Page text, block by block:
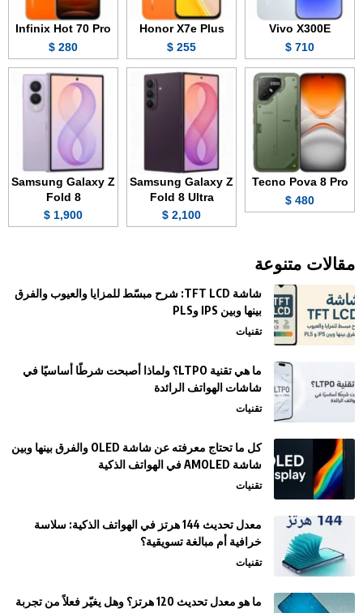
Vivo X300E
710 $
Honor X7e Plus
255 $
Infinix Hot 70 Pro
280 $
Tecno Pova 8 Pro
480 $
Samsung Galaxy Z
Fold 8 Ultra
2,100 $
Samsung Galaxy Z
Fold 8
1,900 $
مقالات متنوعة
شاشة TFT LCD: شرح مبسّط للمزايا والعيوب والفرق
بينها وبين IPS وPLS
تقنيات
ما هي تقنية LTPO؟ ولماذا أصبحت شرطًا أساسيًا في
شاشات الهواتف الرائدة
تقنيات
كل ما تحتاج معرفته عن شاشة OLED والفرق بينها وبين
شاشة AMOLED في الهواتف الذكية
تقنيات
معدل تحديث 144 هرتز في الهواتف الذكية: سلاسة
خرافية أم مبالغة تسويقية؟
تقنيات
ما هو معدل تحديث 120 هرتز؟ وهل يغيّر فعلاً من تجربة